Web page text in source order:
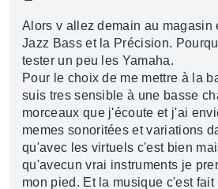
Alors v allez demain au magasin
Jazz Bass et la Précision.
tester un peu les Yamaha.
Pour le choix de me mettre à la
suis tres sensible à une basse
morceaux que j'écoute et j'ai
memes sonoritées et variations
qu'avec les virtuels c'est bien
qu'avecun vrai instruments je
mon pied. Et la musique c'est